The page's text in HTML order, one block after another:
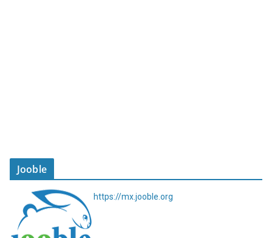
Jooble
https://mx.jooble.org